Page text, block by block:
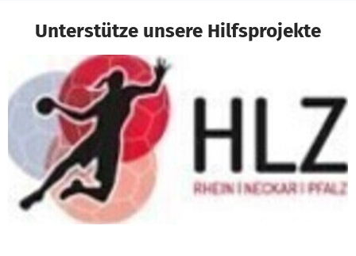
Unterstütze unsere Hilfsprojekte